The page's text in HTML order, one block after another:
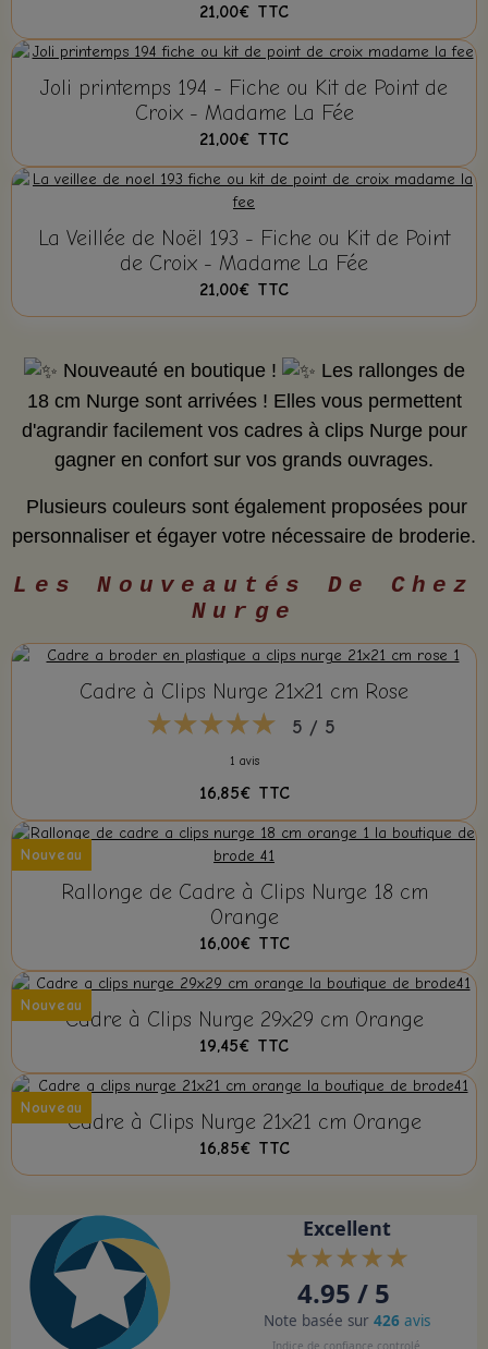
21,00€ TTC
Joli printemps 194 - Fiche ou Kit de Point de
Croix - Madame La Fée
21,00€ TTC
La Veillée de Noël 193 - Fiche ou Kit de Point
de Croix - Madame La Fée
21,00€ TTC
Nouveauté en boutique !
Les rallonges de
18 cm Nurge sont arrivées ! Elles vous permettent
d'agrandir facilement vos cadres à clips Nurge pour
gagner en confort sur vos grands ouvrages.
Plusieurs couleurs sont également proposées pour
personnaliser et égayer votre nécessaire de broderie.
Les Nouveautés De Chez
Nurge
Cadre à Clips Nurge 21x21 cm Rose
5 / 5
1 avis
16,85€ TTC
Nouveau
Rallonge de Cadre à Clips Nurge 18 cm
Orange
16,00€ TTC
Nouveau
Cadre à Clips Nurge 29x29 cm Orange
19,45€ TTC
Nouveau
Cadre à Clips Nurge 21x21 cm Orange
16,85€ TTC
Excellent
4.95 / 5
Note basée sur 426avis
Indice de confiance controlé